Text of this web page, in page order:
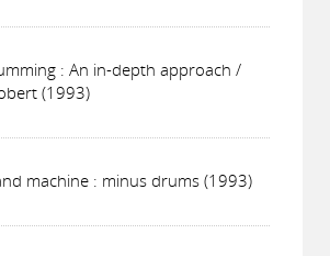
: An in-depth approach /
(1993)
machine : minus drums (1993)